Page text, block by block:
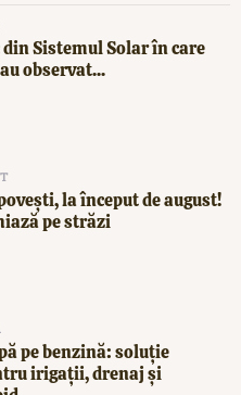
Sistemul Solar în care
observat...
la început de august!
pe străzi
pe benzină: soluție
irigații, drenaj și